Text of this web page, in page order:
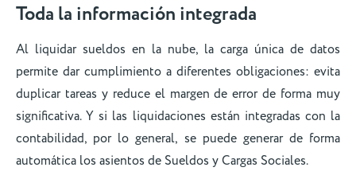
Toda la información integrada
Al liquidar sueldos en la nube, la carga única de datos
permite dar cumplimiento a diferentes obligaciones: evita
duplicar tareas y reduce el margen de error de forma muy
significativa. Y si las liquidaciones están integradas con la
contabilidad, por lo general, se puede generar de forma
automática los asientos de Sueldos y Cargas Sociales.